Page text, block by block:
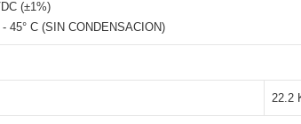
(±1%)
45° C (SIN CONDENSACION)
22.2